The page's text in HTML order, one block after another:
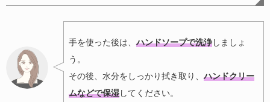
手を使った後は、ハンドソープで洗浄しましょ
う。
その後、水分をしっかり拭き取り、ハンドクリー
ムなどで保湿してください。